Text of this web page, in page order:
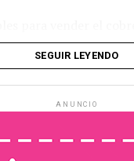
Logramos
trabajo que hemos
de la
re usa el cobre, y
no cesa. Así que nos
junto a las
SEGUIR LEYENDO
ANUNCIO